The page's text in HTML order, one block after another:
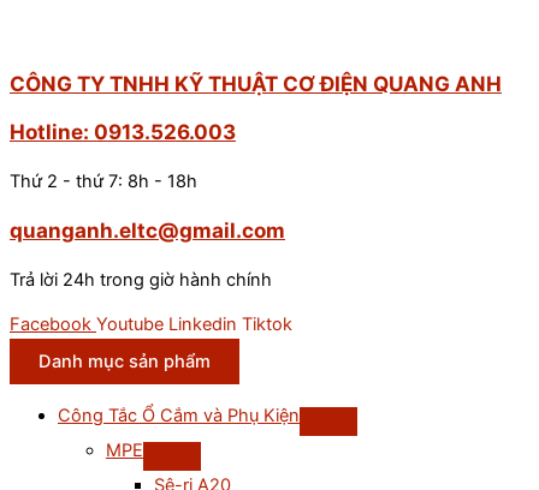
CÔNG TY TNHH KỸ THUẬT CƠ ĐIỆN QUANG ANH
Hotline: 0913.526.003
Thứ 2 - thứ 7: 8h - 18h
quanganh.eltc@gmail.com
Trả lời 24h trong giờ hành chính
Facebook Youtube Linkedin Tiktok
Danh mục sản phẩm
Công Tắc Ổ Cắm và Phụ Kiện
MPE
Sê-ri A20